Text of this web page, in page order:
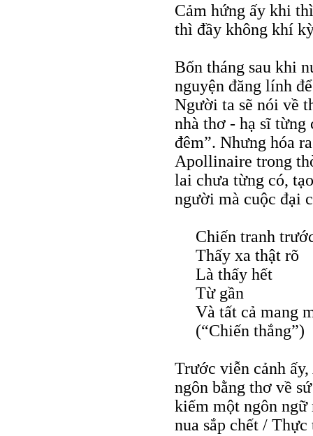
Cảm hứng ấy khi
thì đầy không khí
Bốn tháng sau khi
nguyện đăng lính
Người ta sẽ nói về
nhà thơ - hạ sĩ từng
đêm”. Nhưng hóa
Apollinaire trong
lai chưa từng có,
người mà cuộc đại
Chiến tranh
Thấy xa thật rõ
Là thấy hết
Từ gần
Và tất cả mang
(“Chiến thắng”)
Trước viễn cảnh
ngôn bằng thơ về
kiếm một ngôn
nua sắp chết /